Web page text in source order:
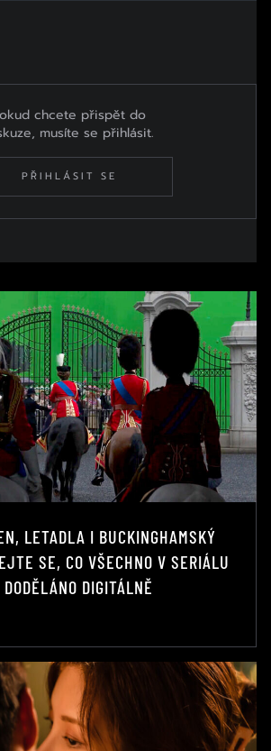
chcete přispět do
musíte se přihlásit.
PŘIHLÁSIT SE
LETADLA I BUCKINGHAMSKÝ
SE, CO VŠECHNO V SERIÁLU
DIGITÁLNĚ